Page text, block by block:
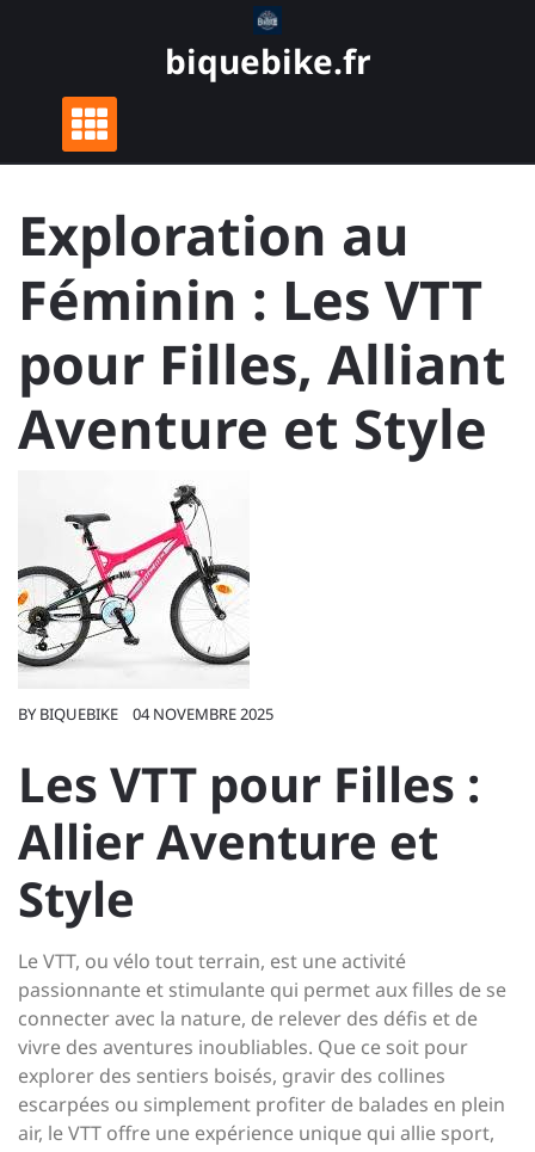
biquebike.fr
Exploration au
Féminin : Les VTT
pour Filles, Alliant
Aventure et Style
BY BIQUEBIKE 04 NOVEMBRE 2025
Les VTT pour Filles :
Allier Aventure et
Style
Le VTT, ou vélo tout terrain, est une activité
passionnante et stimulante qui permet aux filles de se
connecter avec la nature, de relever des défis et de
vivre des aventures inoubliables. Que ce soit pour
explorer des sentiers boisés, gravir des collines
escarpées ou simplement profiter de balades en plein
air, le VTT offre une expérience unique qui allie sport,